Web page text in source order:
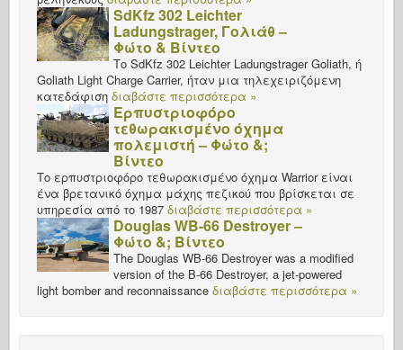
SdKfz 302 Leichter
Ladungstrager, Γολιάθ –
Φώτο & Βίντεο
Το SdKfz 302 Leichter Ladungstrager Goliath, ή
Goliath Light Charge Carrier, ήταν μια τηλεχειριζόμενη
κατεδάφιση διαβάστε περισσότερα »
Ερπυστριοφόρο
τεθωρακισμένο όχημα
πολεμιστή – Φώτο &;
Βίντεο
Το ερπυστριοφόρο τεθωρακισμένο όχημα Warrior είναι
ένα βρετανικό όχημα μάχης πεζικού που βρίσκεται σε
υπηρεσία από το 1987 διαβάστε περισσότερα »
Douglas WB-66 Destroyer –
Φώτο &; Βίντεο
The Douglas WB-66 Destroyer was a modified
version of the B-66 Destroyer, a jet-powered
light bomber and reconnaissance διαβάστε περισσότερα »